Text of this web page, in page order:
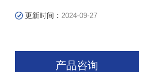
更新时间： 2024-09-27
产品咨询